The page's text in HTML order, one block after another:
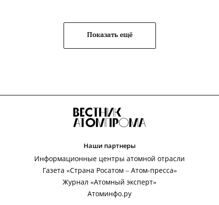
Показать ещё
Наши партнеры
Информационные центры атомной отрасли
Газета «Страна Росатом – Атом-пресса»
Журнал «Атомный эксперт»
Атоминфо.ру